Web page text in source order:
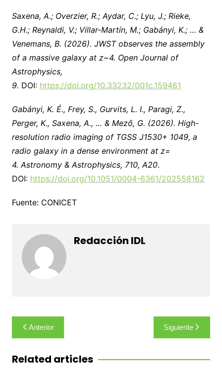
Saxena, A.; Overzier, R.; Aydar, C.; Lyu, J.; Rieke,
G.H.; Reynaldi, V.; Villar-Martín, M.; Gabányi, K.; … &
Venemans, B. (2026). JWST observes the assembly
of a massive galaxy at z~4. Open Journal of
Astrophysics,
9. DOI: https://doi.org/10.33232/001c.159461
Gabányi, K. É., Frey, S., Gurvits, L. I., Paragi, Z.,
Perger, K., Saxena, A., … & Mező, G. (2026). High-
resolution radio imaging of TGSS J1530+ 1049, a
radio galaxy in a dense environment at z=
4.Astronomy & Astrophysics, 710, A20.
DOI: https://doi.org/10.1051/0004-6361/202558162
Fuente: CONICET
Redacción IDL
Navegación
de
entradas
Anterior Siguiente
Related articles